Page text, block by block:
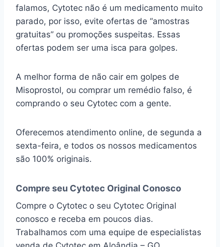
falamos, Cytotec não é um medicamento muito
parado, por isso, evite ofertas de “amostras
gratuitas” ou promoções suspeitas. Essas
ofertas podem ser uma isca para golpes.
A melhor forma de não cair em golpes de
Misoprostol, ou comprar um remédio falso, é
comprando o seu Cytotec com a gente.
Oferecemos atendimento online, de segunda a
sexta-feira, e todos os nossos medicamentos
são 100% originais.
Compre seu Cytotec Original Conosco
Compre o Cytotec o seu Cytotec Original
conosco e receba em poucos dias.
Trabalhamos com uma equipe de especialistas